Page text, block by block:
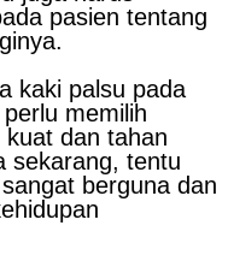
pasien tentang
kaki palsu pada
memilih
dan tahan
sekarang, tentu
berguna dan